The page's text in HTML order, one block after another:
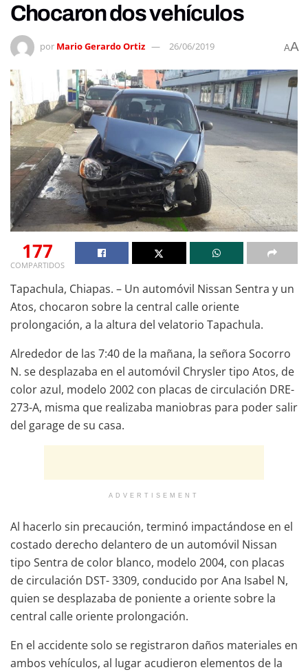
Chocaron dos vehículos
por Mario Gerardo Ortiz 26/06/2019 AA
177
COMPARTIDOS
Tapachula, Chiapas. – Un automóvil Nissan Sentra y un
Atos, chocaron sobre la central calle oriente
prolongación, a la altura del velatorio Tapachula.
Alrededor de las 7:40 de la mañana, la señora Socorro
N. se desplazaba en el automóvil Chrysler tipo Atos, de
color azul, modelo 2002 con placas de circulación DRE-
273-A, misma que realizaba maniobras para poder salir
del garage de su casa.
ADVERTISEMENT
Al hacerlo sin precaución, terminó impactándose en el
costado derecho delantero de un automóvil Nissan
tipo Sentra de color blanco, modelo 2004, con placas
de circulación DST- 3309, conducido por Ana Isabel N,
quien se desplazaba de poniente a oriente sobre la
central calle oriente prolongación.
En el accidente solo se registraron daños materiales en
ambos vehículos, al lugar acudieron elementos de la